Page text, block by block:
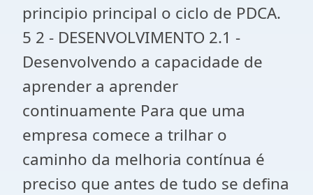
principio principal o ciclo de PDCA.
5 2 - DESENVOLVIMENTO 2.1 -
Desenvolvendo a capacidade de
aprender a aprender
continuamente Para que uma
empresa comece a trilhar o
caminho da melhoria contínua é
preciso que antes de tudo se defina